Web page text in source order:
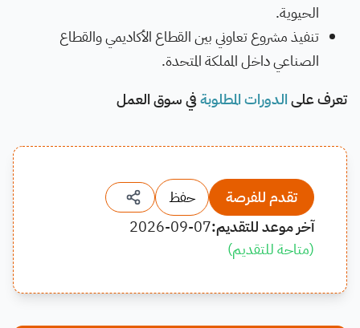
الحيوية.
تنفيذ مشروع تعاوني بين القطاع الأكاديمي والقطاع
الصناعي داخل المملكة المتحدة.
تعرف علىالدورات المطلوبةفي سوق العمل
تقدم للفرصة
حفظ
آخر موعد للتقديم:2026-09-07
(متاحة للتقديم)